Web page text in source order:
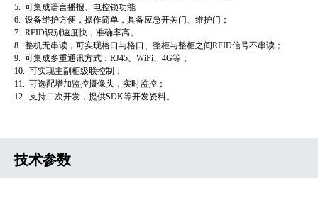
5. 可集成语言播报、电控锁功能
6. 设备维护方便，操作简单，具备应急开关门、维护门；
7. RFID识别速度快，准确率高。
8. 整机无串读，可实现格口与格口、整柜与整柜之间RFID信号不串读；
9. 可集成多重通讯方式：RJ45、WiFi、4G等；
10. 可实现主副柜级联控制；
11. 可选配增加监控摄像头，实时监控；
12. 支持二次开发，提供SDK等开发资料。
技术参数